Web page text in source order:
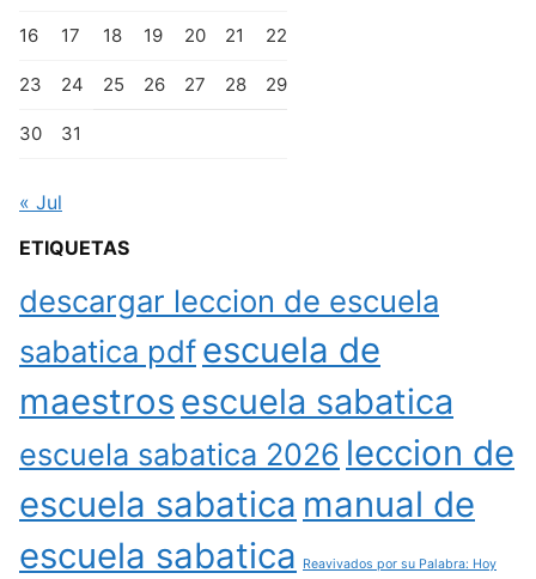
16 17 18 19 20 21 22
23 24 25 26 27 28 29
30 31
« Jul
ETIQUETAS
descargar leccion de escuela
sabatica pdfescuela de
maestros escuela sabatica
escuela sabatica 2026 leccion de
escuela sabatica manual de
escuela sabatica
Reavivados por su Palabra: Hoy